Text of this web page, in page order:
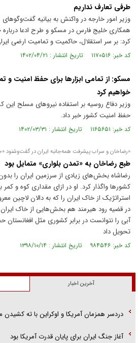
طرفی تعارف نداریم
وزیر امور خارجه در واکنش به بیانیه
همکاری خلیج فارس در مسکو و طرح ادعا درباره
کرد: بر سر استقلال، حاکمیت و تمامیت ارضی
کد خبر: ۱۱۷۰۵۱۶ تاریخ انتشار : ۱۴۰۲/۰۴/۲۱
مسکو: از تمامی ابزارها برای حفظ امنیت و
خواهیم کرد
وزیر دفاع روسیه بر استفاده نیرو‌های مسلح این
حفظ امنیت کشور خبر داد.
کد خبر: ۱۱۶۵۶۵۱ تاریخ انتشار : ۱۴۰۲/۰۳/۳۱
«رضاخان و سراب پیشرفت همه‌جانبه ایران در گفت‌وشنود
طبع رضاخان به «تمدن بلواری» متمایل بود
رضاشاه بخش‌های زیادی از سرزمین ایران را
کشور‌ها واگذار کرد. او در ازای مقداری کوه و
استراتژیک از خاک ایران را که به دالان لاچین
در قضیه رود هیرمند هم بخش‌هایی از خاک
آبی را نتوانست در برابر کشوری مثل افغانستان
تحویل داد
کد خبر: ۹۸۴۵۴۶ تاریخ انتشار : ۱۳۹۸/۱۰/۱۴
آخرین اخبار
دردسر همزمان آمریکا و اوکراین با ته
آغاز جنگ ایران برای پایان قدرت آمریکا بود